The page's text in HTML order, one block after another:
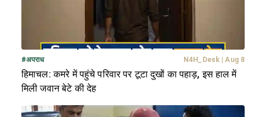
#अपराध N4H_Desk | Aug 8
हिमाचल: कमरे में पहुंचे परिवार पर टूटा दुखों का पहाड़, इस हाल में
मिली जवान बेटे की देह